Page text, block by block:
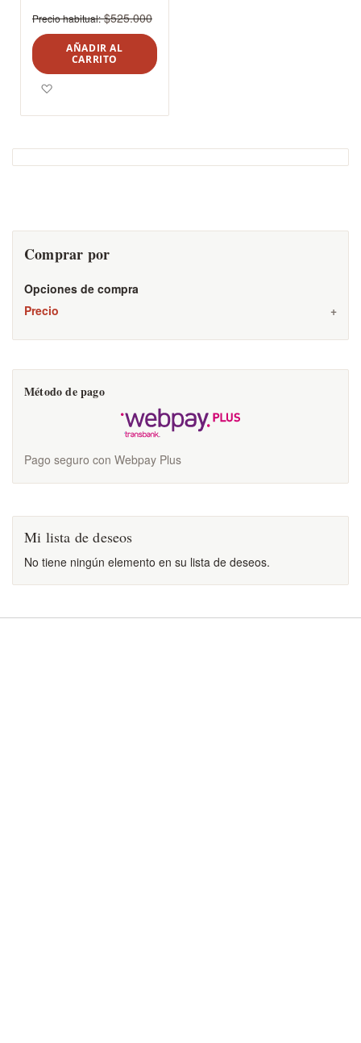
Precio habitual $525.000
AÑADIR AL
CARRITO
Comprar por
Opciones de compra
Precio
Método de pago
Pago seguro con Webpay Plus
Mi lista de deseos
No tiene ningún elemento en su lista de deseos.